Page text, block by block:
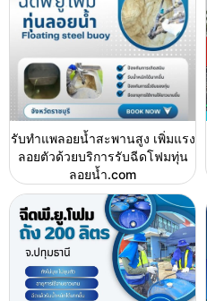
รับทำแพลอยน้ำสะพานสูง เพิ่มแรง
ลอยตัวด้วยบริการรับฉีดโฟมทุ่น
ลอยน้ำ.com